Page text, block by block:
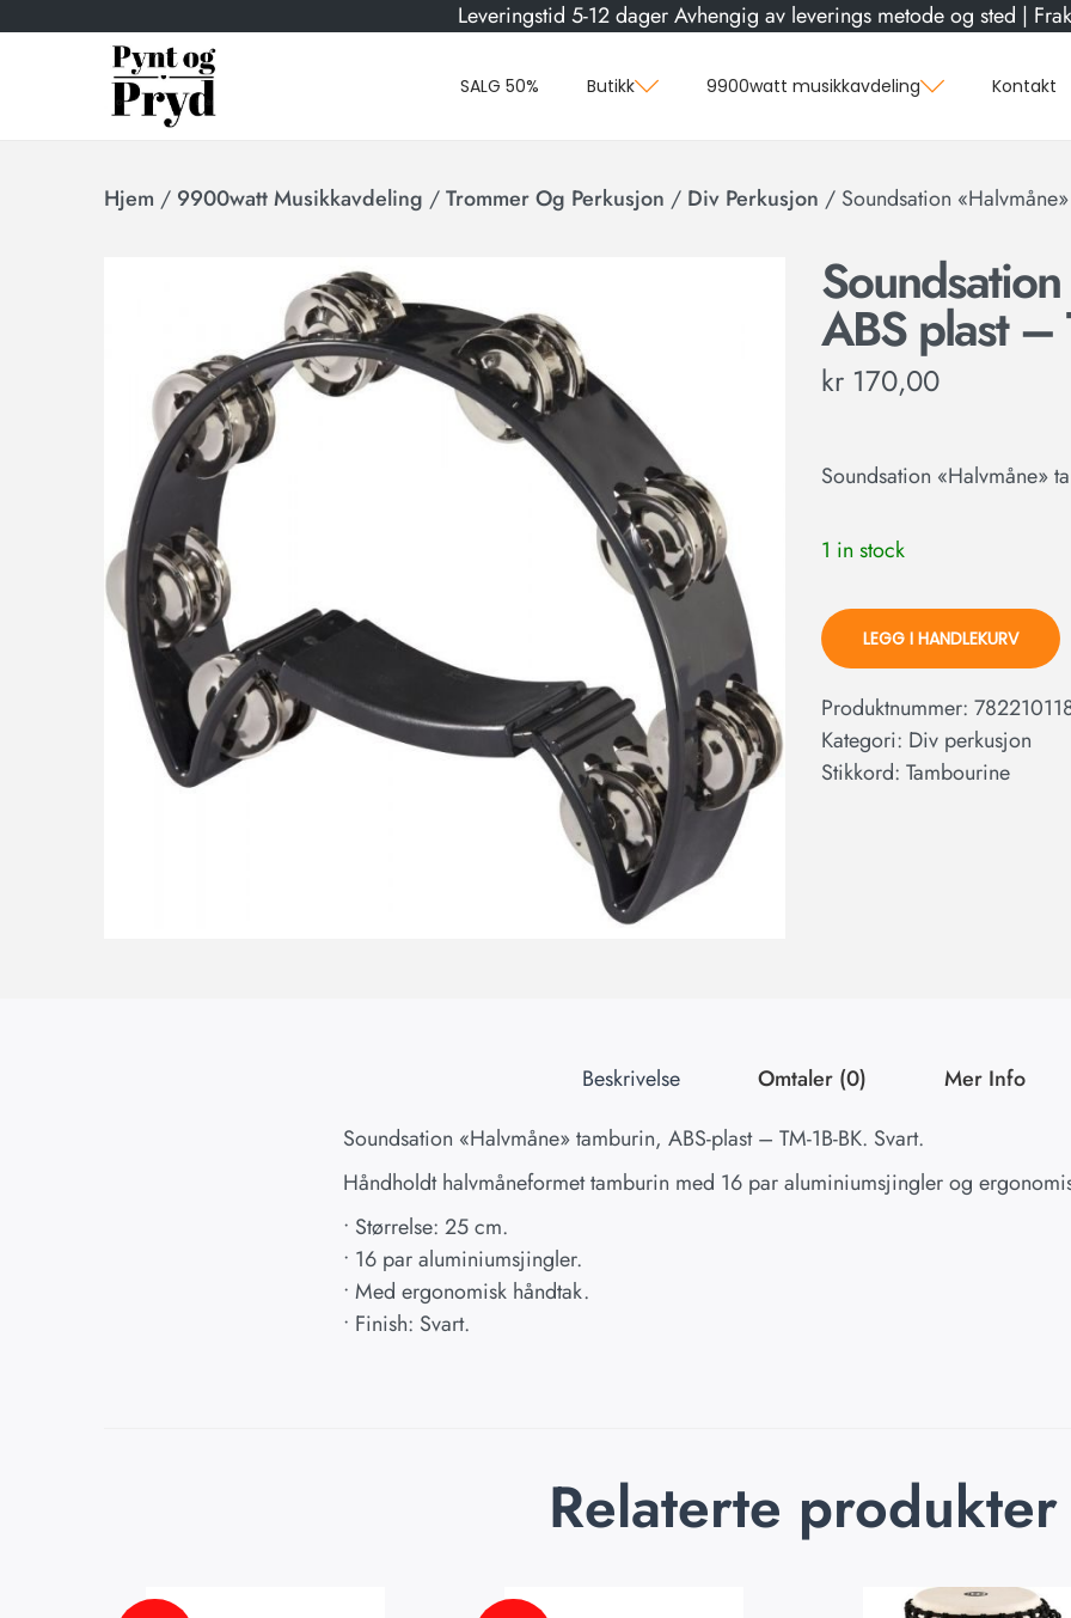
Leveringstid 5-12 dager Avhengig av leverings metode og sted |
SALG 50% Butikk 9900watt musikkavdeling Kontakt
Hjem / 9900watt Musikkavdeling /Trommer Og Perkusjon / Div Perkusjon / Soundsation
ABS plast –
kr 170,00
Soundsation «Halvmåne»
1 in stock
LEGG I HANDLEKURV
Produktnummer:
Kategori: Div perkusjon
Stikkord: Tambourine
Beskrivelse Omtaler (0)
Mer Info
Soundsation «Halvmåne» tamburin, ABS-plast – TM-1B-BK. Svart.
Håndholdt halvmåneformet tamburin med 16 par aluminiumsjingler og
• Størrelse: 25 cm.
• 16 par aluminiumsjingler.
• Med ergonomisk håndtak.
• Finish: Svart.
Relaterte produkter